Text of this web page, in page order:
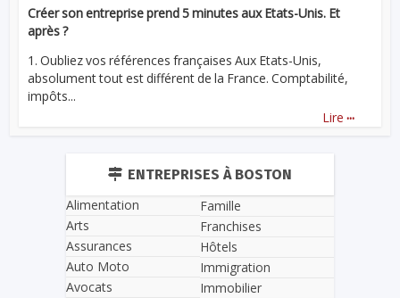
Créer son entreprise prend 5 minutes aux Etats-Unis. Et
après ?
1. Oubliez vos références françaises Aux Etats-Unis,
absolument tout est différent de la France. Comptabilité,
impôts...
Lire ...
ENTREPRISES À BOSTON
Alimentation
Arts
Assurances
Auto Moto
Avocats
Famille
Franchises
Hôtels
Immigration
Immobilier